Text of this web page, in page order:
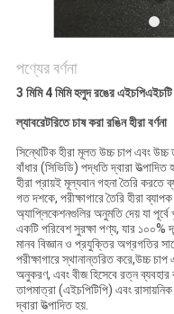
পণ্যের বর্ণনা
3 মিমি 4 মিমি হলুদ রঙের এইচপিএইচটি
ল্যাবরেটরিতে চাষ করা রঙিন হীরাবর্ণনা
সিন্থেটিক হীরা মূলত উচ্চ চাপ এবং উচ্চ
বাঁধার (সিভিডি) পদ্ধতি দ্বারা
হীরা প্রায়ই মূল্যবান গহনা তৈরি করতে
গত দশকে, পরীক্ষাগারে তৈরি হীরা
অ্যাপ্লিকেশনগুলির অনুমতি দেয় যা
একটি পরিবেশ সুরক্ষা পণ্য, যার ১০০%
মানব বিজ্ঞান ও প্রযুক্তির অগ্রগতির
পরীক্ষাগারে স্থানান্তরিত করে,উচ্চ
অনুকরণ, এবং বীজ হিসেবে রত্ন ব্যবহার
তাপমাত্রা (এইচপিটিপি) এবং
দ্বারা উত্পাদিত হয়.